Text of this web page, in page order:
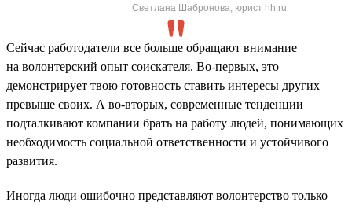
Светлана Шабронова, юрист hh.ru
Сейчас работодатели все больше обращают внимание
на волонтерский опыт соискателя. Во-первых, это
демонстрирует твою готовность ставить интересы других
превыше своих. А во-вторых, современные тенденции
подталкивают компании брать на работу людей, понимающих
необходимость социальной ответственности и устойчивого
развития.
Иногда люди ошибочно представляют волонтерство только